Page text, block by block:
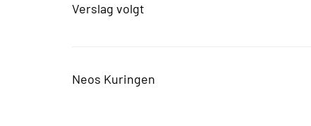
Verslag volgt
Neos Kuringen